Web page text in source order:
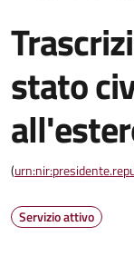
stato
(
Servizio attivo